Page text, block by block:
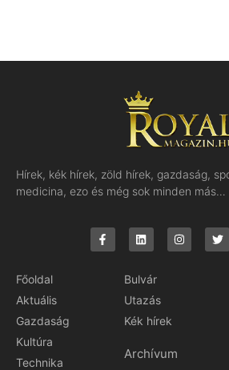
Hírek, kék hírek, zöld hírek, gazdaság,
medicina, ezo és még sok minden más…
Főoldal
Aktuális
Gazdaság
Kultúra
Technika
Bulvár
Utazás
Kék hírek
Archívum